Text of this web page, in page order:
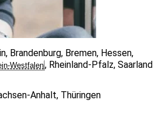
, Brandenburg, Bremen, Hessen,
Westfalen, Rheinland-Pfalz,Saarland
Anhalt, Thüringen